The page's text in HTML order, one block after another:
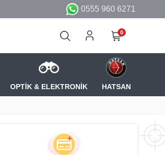
0555 960 6271
0
OPTİK & ELEKTRONİK HATSAN